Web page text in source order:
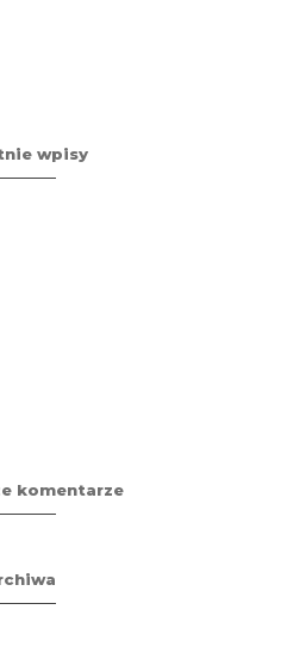
wpisy
komentarze